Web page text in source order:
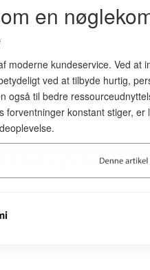
en
kundeservice. Ved at
ved at tilbyde hurtig,
også til bedre
konstant stiger, er